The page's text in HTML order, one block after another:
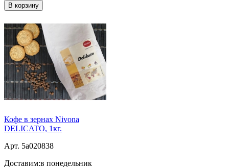
В корзину
Кофе в зернах Nivona
DELICATO, 1кг.
Арт. 5a020838
Доставим:в понедельник